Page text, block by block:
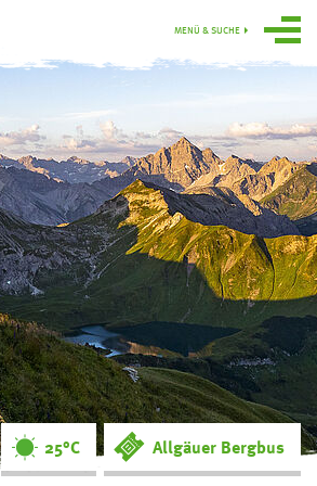
Programm
Gruppen
Hütten
swoboda alpin
Service
Ortsgruppe
Obergünzburg
MENÜ & SUCHE
25°C Allgäuer Bergbus